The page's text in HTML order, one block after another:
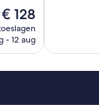
De
prijs
is
€ 128
- 12 aug